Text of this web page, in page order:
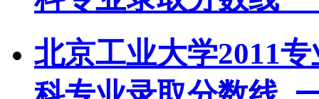
北京工业大学2011